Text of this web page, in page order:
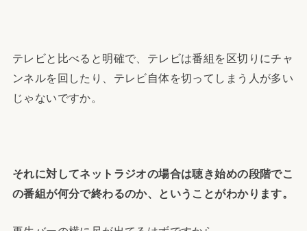
テレビと比べると明確で、テレビは番組を区切りにチャ
ンネルを回したり、テレビ自体を切ってしまう人が多い
じゃないですか。
それに対してネットラジオの場合は聴き始めの段階でこ
の番組が何分で終わるのか、ということがわかります。